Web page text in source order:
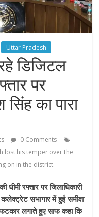
Uttar Pradesh
डिजिटल
पर
सिंह का पारा
0 Comments
lost his temper over the
on in the district.
रफ्तार पर जिलाधिकारी
सभागार में हुई समीक्षा
लगाते हुए साफ कहा कि